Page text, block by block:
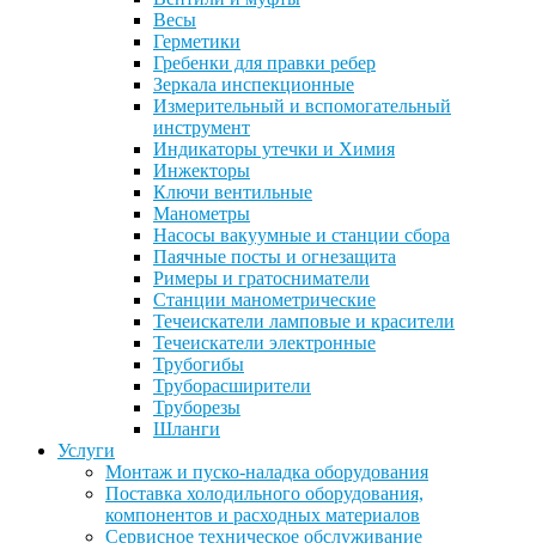
Весы
Герметики
Гребенки для правки ребер
Зеркала инспекционные
Измерительный и вспомогательный
инструмент
Индикаторы утечки и Химия
Инжекторы
Ключи вентильные
Манометры
Насосы вакуумные и станции сбора
Паячные посты и огнезащита
Римеры и гратосниматели
Станции манометрические
Течеискатели ламповые и красители
Течеискатели электронные
Трубогибы
Труборасширители
Труборезы
Шланги
Услуги
Монтаж и пуско-наладка оборудования
Поставка холодильного оборудования,
компонентов и расходных материалов
Сервисное техническое обслуживание